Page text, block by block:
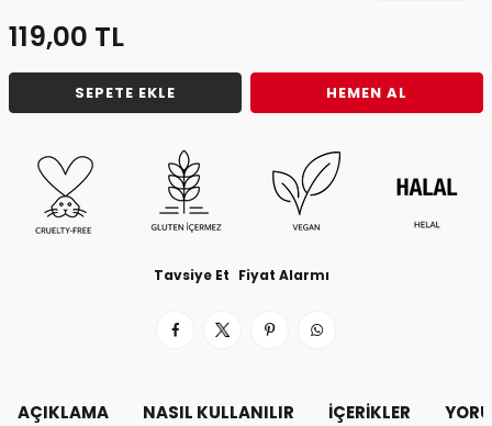
119,00 TL
SEPETE EKLE HEMEN AL
Tavsiye Et Fiyat Alarmı
AÇIKLAMA NASIL KULLANILIR İÇERIKLER